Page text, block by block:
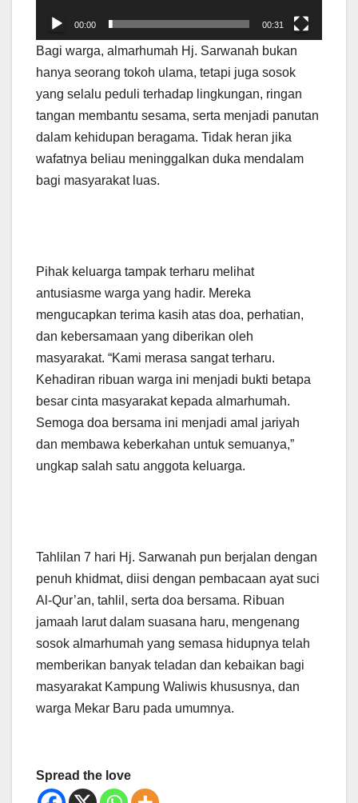
00:00 00:31
Bagi warga, almarhumah Hj. Sarwanah bukan
hanya seorang tokoh ulama, tetapi juga sosok
yang selalu peduli terhadap lingkungan, ringan
tangan membantu sesama, serta menjadi panutan
dalam kehidupan beragama. Tidak heran jika
wafatnya beliau meninggalkan duka mendalam
bagi masyarakat luas.
Pihak keluarga tampak terharu melihat
antusiasme warga yang hadir. Mereka
mengucapkan terima kasih atas doa, perhatian,
dan kebersamaan yang diberikan oleh
masyarakat. “Kami merasa sangat terharu.
Kehadiran ribuan warga ini menjadi bukti betapa
besar cinta masyarakat kepada almarhumah.
Semoga doa bersama ini menjadi amal jariyah
dan membawa keberkahan untuk semuanya,”
ungkap salah satu anggota keluarga.
Tahlilan 7 hari Hj. Sarwanah pun berjalan dengan
penuh khidmat, diisi dengan pembacaan ayat suci
Al-Qur’an, tahlil, serta doa bersama. Ribuan
jamaah larut dalam suasana haru, mengenang
sosok almarhumah yang semasa hidupnya telah
memberikan banyak teladan dan kebaikan bagi
masyarakat Kampung Waliwis khususnya, dan
warga Mekar Baru pada umumnya.
Spread the love